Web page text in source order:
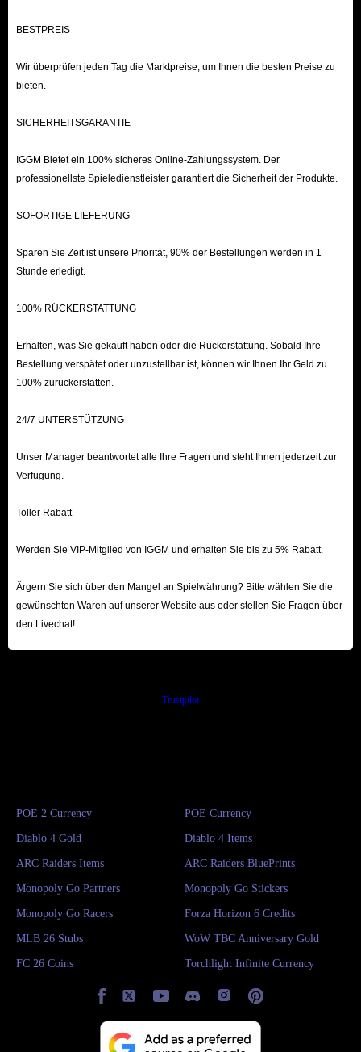
BESTPREIS
Wir überprüfen jeden Tag die Marktpreise, um Ihnen die besten Preise zu
bieten.
SICHERHEITSGARANTIE
IGGM Bietet ein 100% sicheres Online-Zahlungssystem. Der
professionellste Spieledienstleister garantiert die Sicherheit der Produkte.
SOFORTIGE LIEFERUNG
Sparen Sie Zeit ist unsere Priorität, 90% der Bestellungen werden in 1
Stunde erledigt.
100% RÜCKERSTATTUNG
Erhalten, was Sie gekauft haben oder die Rückerstattung. Sobald Ihre
Bestellung verspätet oder unzustellbar ist, können wir Ihnen Ihr Geld zu
100% zurückerstatten.
24/7 UNTERSTÜTZUNG
Unser Manager beantwortet alle Ihre Fragen und steht Ihnen jederzeit zur
Verfügung.
Toller Rabatt
Werden Sie VIP-Mitglied von IGGM und erhalten Sie bis zu 5% Rabatt.
Ärgern Sie sich über den Mangel an Spielwährung? Bitte wählen Sie die
gewünschten Waren auf unserer Website aus oder stellen Sie Fragen über
den Livechat!
Trustpilot
POE 2 Currency POE Currency
Diablo 4 Gold Diablo 4 Items
ARC Raiders Items ARC Raiders BluePrints
Monopoly Go Partners Monopoly Go Stickers
Monopoly Go Racers Forza Horizon 6 Credits
MLB 26 Stubs WoW TBC Anniversary Gold
FC 26 Coins Torchlight Infinite Currency